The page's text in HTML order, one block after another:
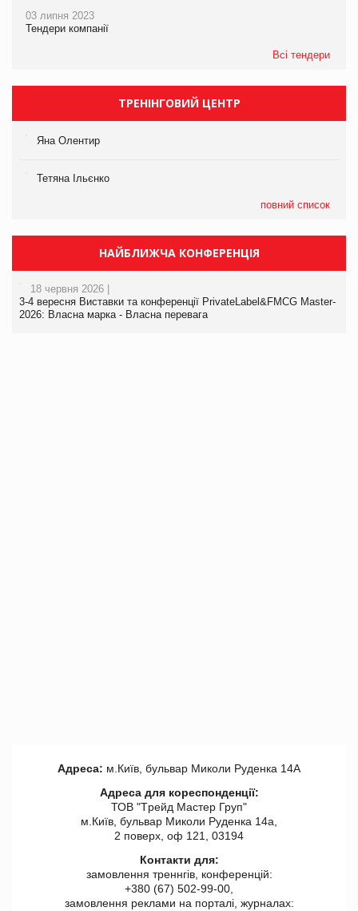
03 липня 2023
Тендери компанії
Всі тендери
ТРЕНІНГОВИЙ ЦЕНТР
Яна Олентир
Тетяна Ільєнко
повний список
НАЙБЛИЖЧА КОНФЕРЕНЦІЯ
18 червня 2026 |
3-4 вересня Виставки та конференції PrivateLabel&FMCG Master-
2026: Власна марка - Власна перевага
Адреса: м.Київ, бульвар Миколи Руденка 14А
Адреса для кореспонденції:
ТОВ "Tрейд Мастер Груп"
м.Київ, бульвар Миколи Руденка 14а,
2 поверх, оф 121, 03194
Контакти для:
замовлення треннгів, конференцій:
+380 (67) 502-99-00,
замовлення реклами на порталі, журналах: